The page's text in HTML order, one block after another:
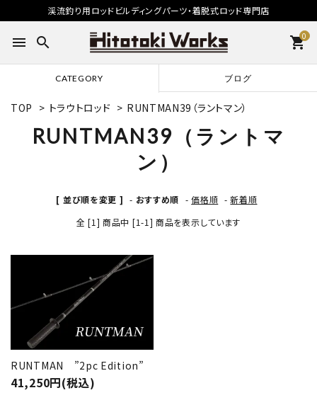
渓流釣り用ロッドビルディングパーツ・着脱式ロッド専門店
menu search 0
shopping_cart
CATEGORY ブログ
TOP > トラウトロッド > RUNTMAN39（ラントマン）
RUNTMAN39（ラントマ
ン）
[ 並び順を変更 ] - おすすめ順 -価格順 -新着順
全 [1] 商品中 [1-1] 商品を表示しています
RUNTMAN ”2pc Edition”
41,250円(税込)
star